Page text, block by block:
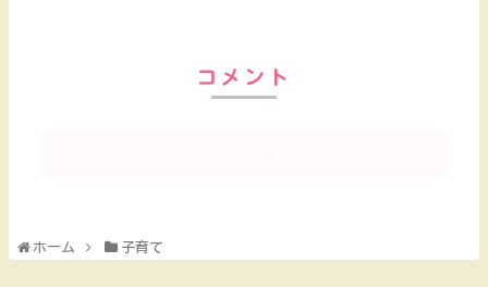
コメント
ホーム 子育て